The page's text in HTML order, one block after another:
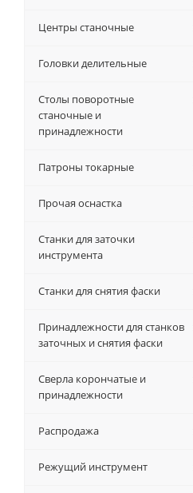
Центры станочные
Головки делительные
Столы поворотные
станочные и
принадлежности
Патроны токарные
Прочая оснастка
Станки для заточки
инструмента
Станки для снятия фаски
Принадлежности для станков
заточных и снятия фаски
Сверла корончатые и
принадлежности
Распродажа
Режущий инструмент